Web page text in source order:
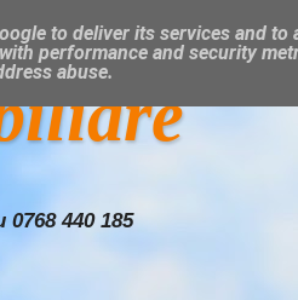
440 185
to deliver its services and
performance and security
abuse.